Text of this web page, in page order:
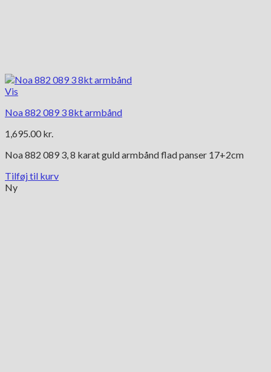
Vis
Noa 882 089 3 8kt armbånd
1,695.00 kr.
Noa 882 089 3, 8 karat guld armbånd flad panser 17+2cm
Tilføj til kurv
Ny